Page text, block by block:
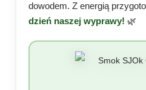
dowodem. Z energią
dzień naszej wyprawy! 🌿